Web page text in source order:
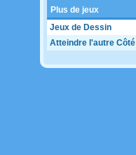
Plus de jeux
Jeux de Dessin
Atteindre l'autre Côté